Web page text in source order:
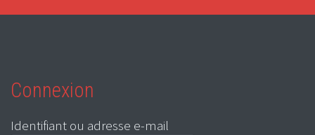
Connexion
Identifiant ou adresse e-mail